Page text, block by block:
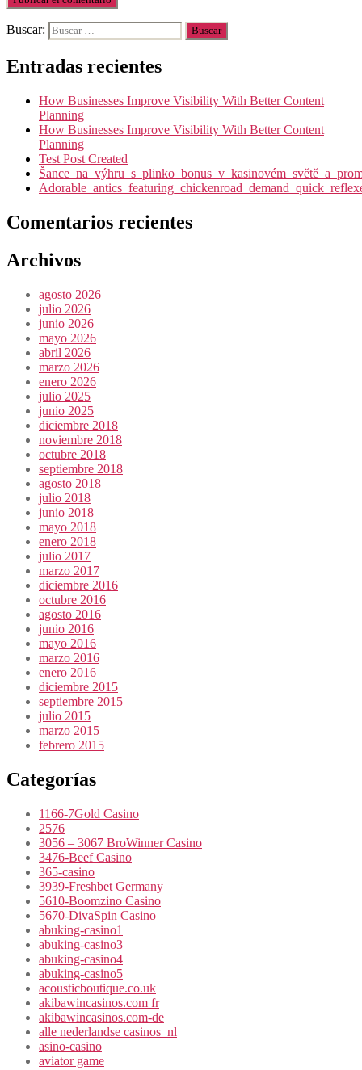
Buscar:
Entradas recientes
How Businesses Improve Visibility With Better Content
Planning
How Businesses Improve Visibility With Better Content
Planning
Test Post Created
Comentarios recientes
Archivos
agosto 2026
julio 2026
junio 2026
mayo 2026
abril 2026
marzo 2026
enero 2026
julio 2025
junio 2025
diciembre 2018
noviembre 2018
octubre 2018
septiembre 2018
agosto 2018
julio 2018
junio 2018
mayo 2018
enero 2018
julio 2017
marzo 2017
diciembre 2016
octubre 2016
agosto 2016
junio 2016
mayo 2016
marzo 2016
enero 2016
diciembre 2015
septiembre 2015
julio 2015
marzo 2015
febrero 2015
Categorías
1166-7Gold Casino
2576
3056 – 3067 BroWinner Casino
3476-Beef Casino
365-casino
3939-Freshbet Germany
5610-Boomzino Casino
5670-DivaSpin Casino
abuking-casino1
abuking-casino3
abuking-casino4
abuking-casino5
acousticboutique.co.uk
akibawincasinos.com fr
akibawincasinos.com-de
alle nederlandse casinos_nl
asino-casino
aviator game